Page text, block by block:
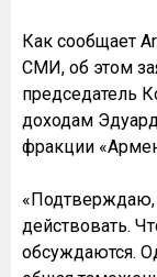
Как сообщает
СМИ, об этом
председатель
доходам
фракции
«Подтверждаю,
действовать.
обсуждаются.